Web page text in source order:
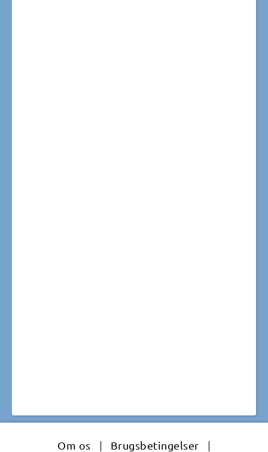
Om os | Brugsbetingelser |